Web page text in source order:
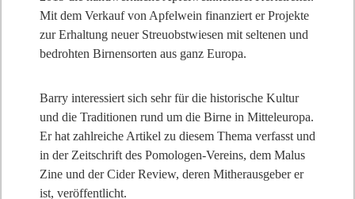
Mit dem Verkauf von Apfelwein finanziert er Projekte
zur Erhaltung neuer Streuobstwiesen mit seltenen und
bedrohten Birnensorten aus ganz Europa.
Barry interessiert sich sehr für die historische Kultur
und die Traditionen rund um die Birne in Mitteleuropa.
Er hat zahlreiche Artikel zu diesem Thema verfasst und
in der Zeitschrift des Pomologen-Vereins, dem Malus
Zine und der Cider Review, deren Mitherausgeber er
ist, veröffentlicht.